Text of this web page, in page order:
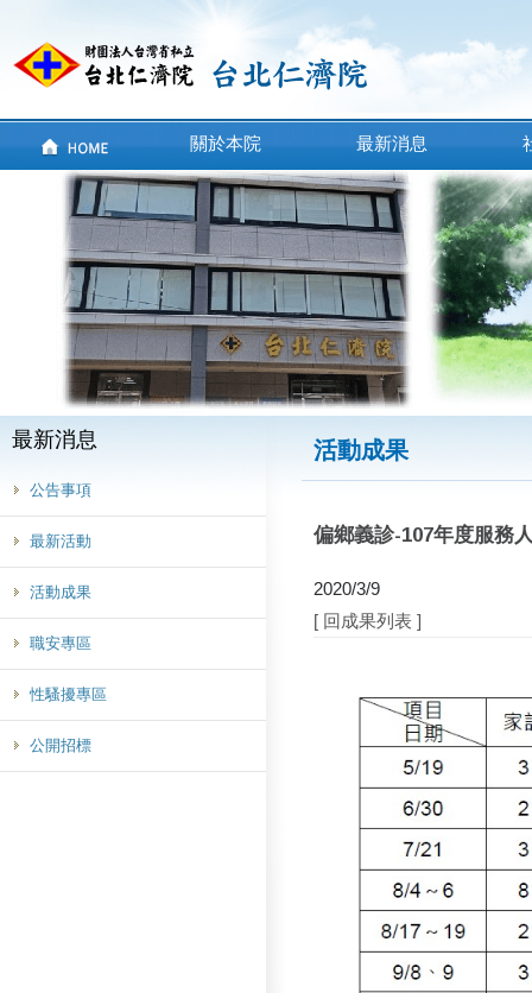
關於本院 最新消息
最新消息
公告事項
最新活動
活動成果
職安專區
性騷擾專區
公開招標
活動成果
偏鄉義診-107年度服務
2020/3/9
[ 回成果列表 ]